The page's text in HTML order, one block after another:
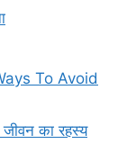
To Avoid
का रहस्य